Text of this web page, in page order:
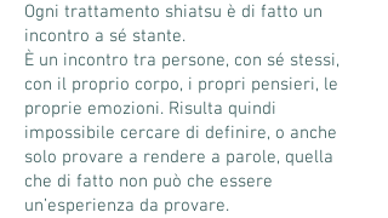
Ogni trattamento shiatsu è di fatto un
incontro a sé stante.
È un incontro tra persone, con sé stessi,
con il proprio corpo, i propri pensieri, le
proprie emozioni. Risulta quindi
impossibile cercare di definire, o anche
solo provare a rendere a parole, quella
che di fatto non può che essere
un’esperienza da provare.